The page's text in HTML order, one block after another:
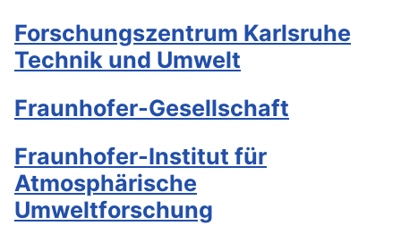
Forschungszentrum Karlsruhe
Technik und Umwelt
Fraunhofer-Gesellschaft
Fraunhofer-Institut für
Atmosphärische
Umweltforschung